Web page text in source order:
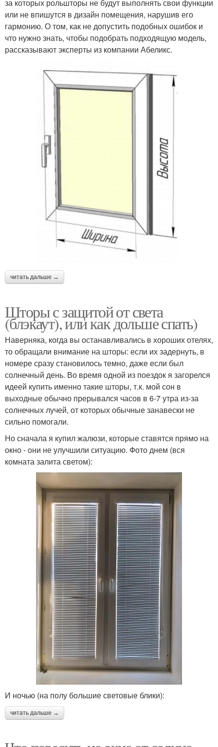
за которых рольшторы не будут выполнять свои функции
или не впишутся в дизайн помещения, нарушив его
гармонию. О том, как не допустить подобных ошибок и
что нужно знать, чтобы подобрать подходящую модель,
рассказывают эксперты из компании Абеликс.
читать дальше →
Шторы с защитой от света
(блэкаут), или как дольше спать)
Наверняка, когда вы останавливались в хороших отелях,
то обращали внимание на шторы: если их задернуть, в
номере сразу становилось темно, даже если был
солнечный день. Во время одной из поездок я загорелся
идеей купить именно такие шторы, т.к. мой сон в
выходные обычно прерывался часов в 6-7 утра из-за
солнечных лучей, от которых обычные занавески не
сильно помогали.
Но сначала я купил жалюзи, которые ставятся прямо на
окно - они не улучшили ситуацию. Фото днем (вся
комната залита светом):
И ночью (на полу большие световые блики):
читать дальше →